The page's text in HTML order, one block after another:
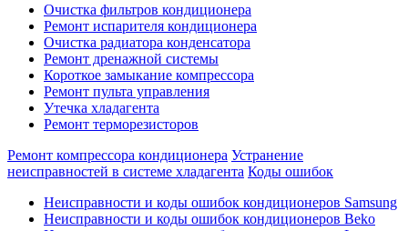
Очистка фильтров кондиционера
Ремонт испарителя кондиционера
Очистка радиатора конденсатора
Ремонт дренажной системы
Короткое замыкание компрессора
Ремонт пульта управления
Утечка хладагента
Ремонт терморезисторов
Ремонт компрессора кондиционера Устранение
неисправностей в системе хладагента Коды ошибок
Неисправности и коды ошибок кондиционеров Samsung
Неисправности и коды ошибок кондиционеров Beko